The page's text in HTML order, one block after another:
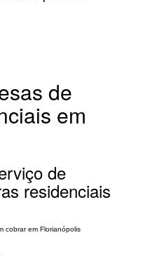
de
em
de
residenciais
cobrar em Florianópolis